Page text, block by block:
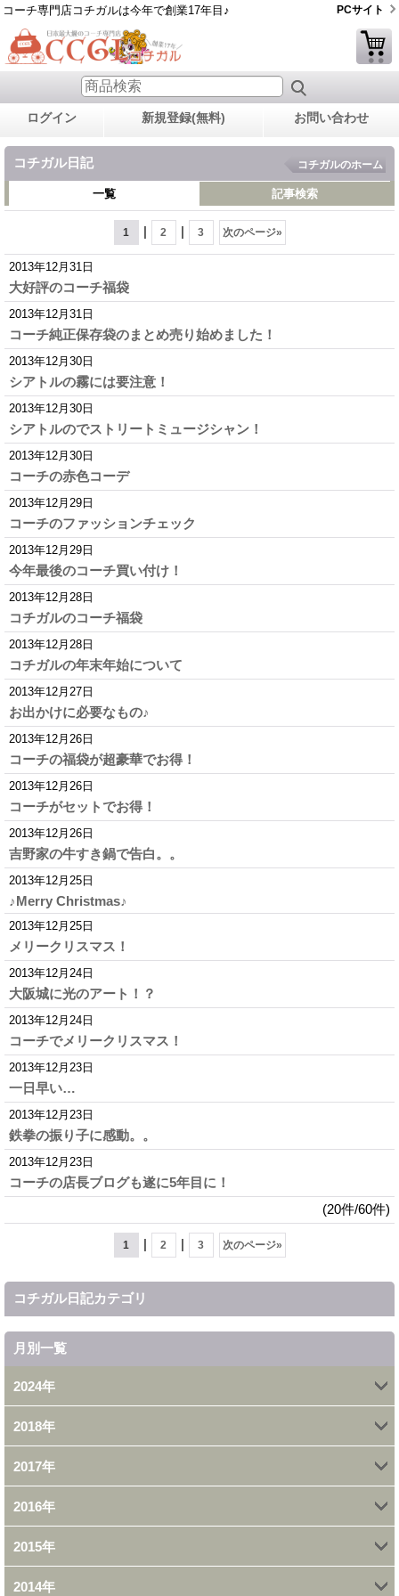
コーチ専門店コチガルは今年で創業17年目♪ PCサイト
ログイン 新規登録(無料) お問い合わせ
コチガル日記 コチガルのホーム
一覧 記事検索
1 | 2 | 3 次のページ»
2013年12月31日
大好評のコーチ福袋
2013年12月31日
コーチ純正保存袋のまとめ売り始めました！
2013年12月30日
シアトルの霧には要注意！
2013年12月30日
シアトルのでストリートミュージシャン！
2013年12月30日
コーチの赤色コーデ
2013年12月29日
コーチのファッションチェック
2013年12月29日
今年最後のコーチ買い付け！
2013年12月28日
コチガルのコーチ福袋
2013年12月28日
コチガルの年末年始について
2013年12月27日
お出かけに必要なもの♪
2013年12月26日
コーチの福袋が超豪華でお得！
2013年12月26日
コーチがセットでお得！
2013年12月26日
吉野家の牛すき鍋で告白。。
2013年12月25日
♪Merry Christmas♪
2013年12月25日
メリークリスマス！
2013年12月24日
大阪城に光のアート！？
2013年12月24日
コーチでメリークリスマス！
2013年12月23日
一日早い…
2013年12月23日
鉄拳の振り子に感動。。
2013年12月23日
コーチの店長ブログも遂に5年目に！
(20件/60件)
1 | 2 | 3 次のページ»
コチガル日記カテゴリ
月別一覧
2024年
12月 (1)
2018年
5月 (1)
2月 (1)
1月 (7)
2017年
12月 (15)
11月 (12)
2016年
12月 (18)
11月 (19)
2015年
12月 (30)
2014年